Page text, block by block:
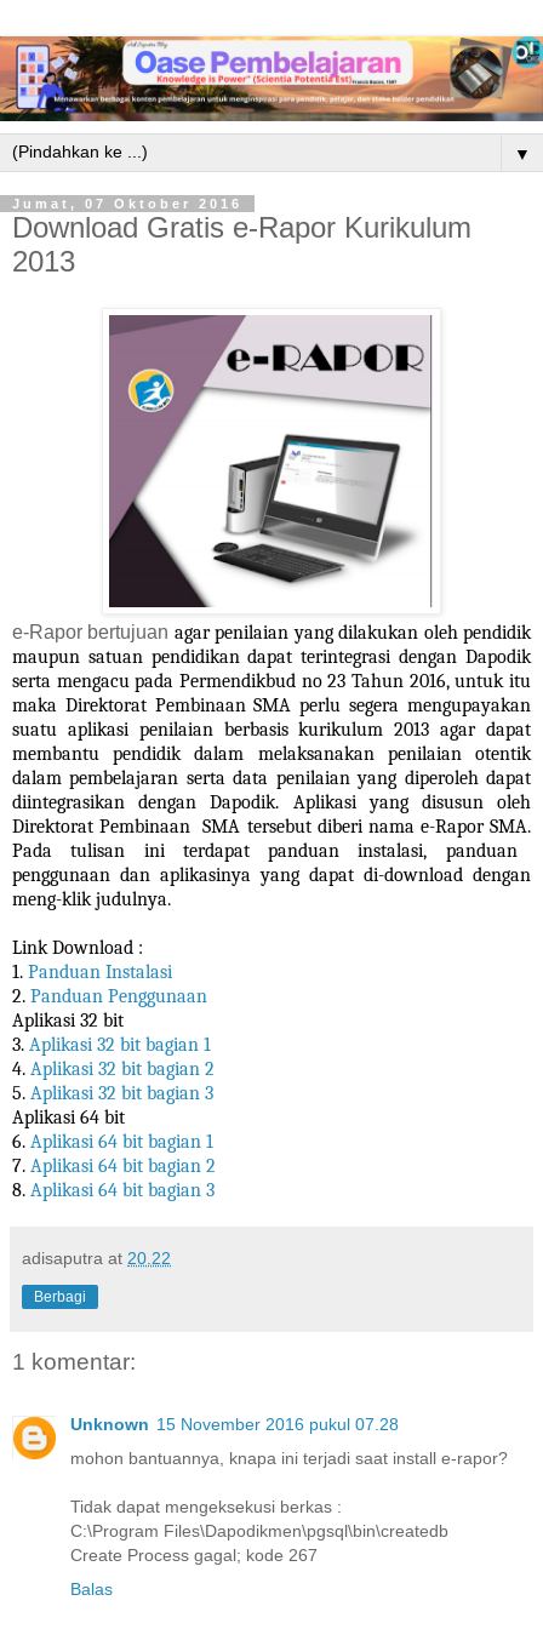
▼
Jumat, 07 Oktober 2016
Download Gratis e-Rapor Kurikulum
2013
e-Rapor bertujuan agar penilaian yang dilakukan oleh pendidik
maupun satuan pendidikan dapat terintegrasi dengan Dapodik
serta mengacu pada Permendikbud no 23 Tahun 2016, untuk itu
maka Direktorat Pembinaan SMA perlu segera mengupayakan
suatu aplikasi penilaian berbasis kurikulum 2013 agar dapat
membantu pendidik dalam melaksanakan penilaian otentik
dalam pembelajaran serta data penilaian yang diperoleh dapat
diintegrasikan dengan Dapodik. Aplikasi yang disusun oleh
Direktorat Pembinaan SMA tersebut diberi nama e-Rapor SMA.
Pada tulisan ini terdapat panduan instalasi, panduan
penggunaan dan aplikasinya yang dapat di-download dengan
meng-klik judulnya.
Link Download :
1. Panduan Instalasi
2. Panduan Penggunaan
Aplikasi 32 bit
3. Aplikasi 32 bit bagian 1
4. Aplikasi 32 bit bagian 2
5. Aplikasi 32 bit bagian 3
Aplikasi 64 bit
6. Aplikasi 64 bit bagian 1
7. Aplikasi 64 bit bagian 2
8. Aplikasi 64 bit bagian 3
adisaputra at 20.22
Berbagi
1 komentar:
Unknown 15 November 2016 pukul 07.28
mohon bantuannya, knapa ini terjadi saat install e-rapor?
Tidak dapat mengeksekusi berkas :
C:\Program Files\Dapodikmen\pgsql\bin\createdb
Create Process gagal; kode 267
Balas